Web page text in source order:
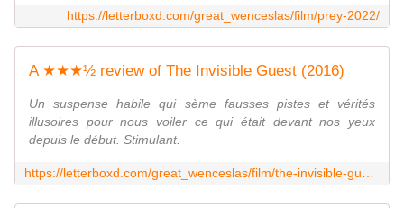
https://letterboxd.com/great_wenceslas/film/prey-2022/
A ★★★½ review of The Invisible Guest (2016)
Un suspense habile qui sème fausses pistes et vérités
illusoires pour nous voiler ce qui était devant nos yeux
depuis le début. Stimulant.